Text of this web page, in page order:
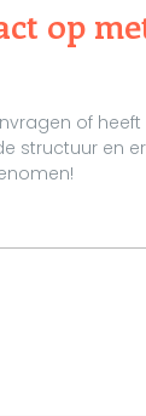
op
of
structuur en